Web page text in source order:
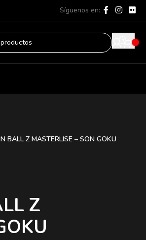
Síguenos en:
BALL Z MASTERLISE – SON GOKU
Z